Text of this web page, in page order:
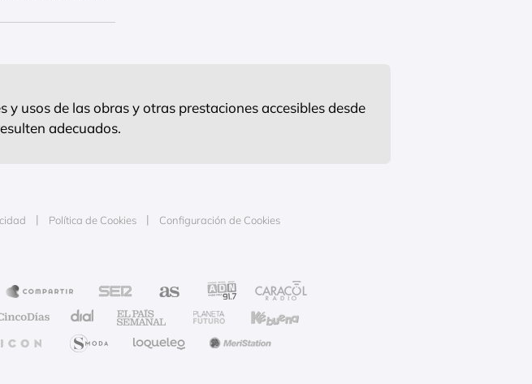
usos de las obras y otras prestaciones accesibles desde
adecuados.
Política de Cookies Configuración de Cookies